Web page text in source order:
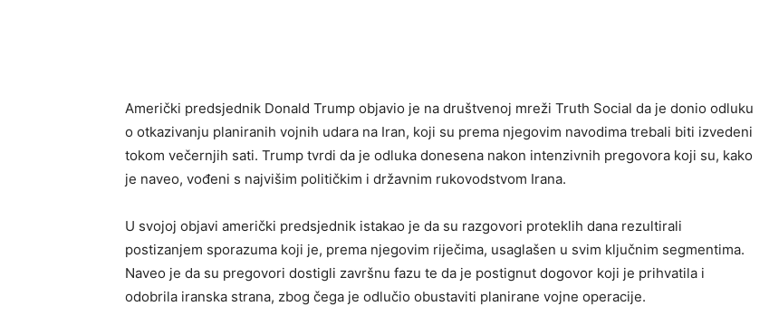
Američki predsjednik Donald Trump objavio je na društvenoj mreži Truth Social da je donio odluku
o otkazivanju planiranih vojnih udara na Iran, koji su prema njegovim navodima trebali biti izvedeni
tokom večernjih sati. Trump tvrdi da je odluka donesena nakon intenzivnih pregovora koji su, kako
je naveo, vođeni s najvišim političkim i državnim rukovodstvom Irana.
U svojoj objavi američki predsjednik istakao je da su razgovori proteklih dana rezultirali
postizanjem sporazuma koji je, prema njegovim riječima, usaglašen u svim ključnim segmentima.
Naveo je da su pregovori dostigli završnu fazu te da je postignut dogovor koji je prihvatila i
odobrila iranska strana, zbog čega je odlučio obustaviti planirane vojne operacije.